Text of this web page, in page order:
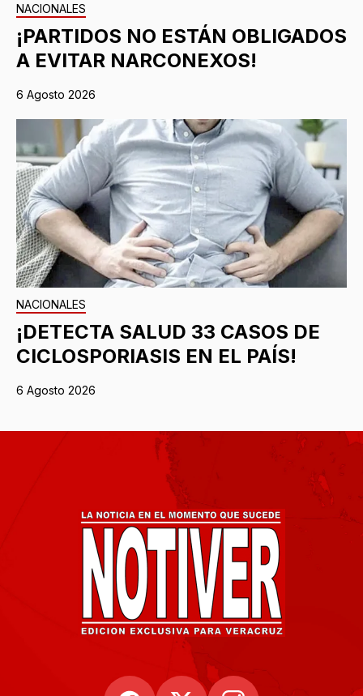
NACIONALES
¡PARTIDOS NO ESTÁN OBLIGADOS
A EVITAR NARCONEXOS!
6 Agosto 2026
NACIONALES
¡DETECTA SALUD 33 CASOS DE
CICLOSPORIASIS EN EL PAÍS!
6 Agosto 2026